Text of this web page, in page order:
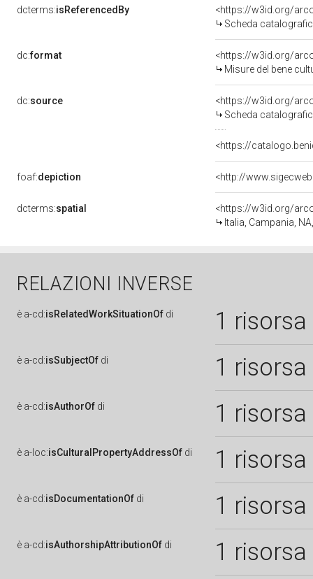
dcterms:isReferencedBy
<https://w3id.org/
Scheda
dc:format
<https://w3id.org/
Misure del bene
dc:source
<https://w3id.org/
Scheda
<https://
foaf:depiction
dcterms:spatial
<https://w3id.org/
Italia, Campania,
RELAZIONI INVERSE
è a-cd:isRelatedWorkSituationOf di 1 risorsa
è a-cd:isSubjectOf di 1 risorsa
è a-cd:isAuthorOf di 1 risorsa
è a-loc:isCulturalPropertyAddressOf di 1 risorsa
è a-cd:isDocumentationOf di 1 risorsa
è a-cd:isAuthorshipAttributionOf di 1 risorsa